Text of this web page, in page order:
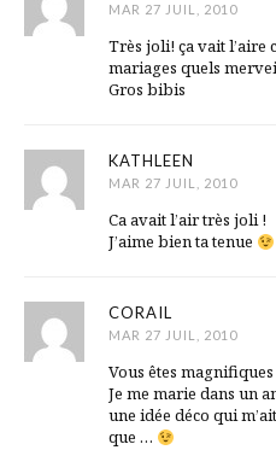
MAR 27 JUIL, 2010
Très joli! ça vait l’aire
mariages quels
Gros bibis
KATHLEEN
MAR 27 JUIL, 2010
Ca avait l’air très joli !
J’aime bien ta tenue
CORAIL
MAR 27 JUIL, 2010
Vous êtes
Je me marie dans un
une idée déco qui
que …